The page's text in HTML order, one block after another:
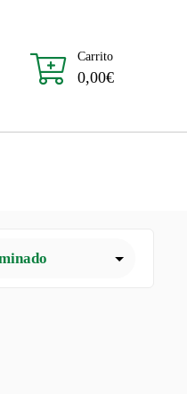
Carrito
0,00€